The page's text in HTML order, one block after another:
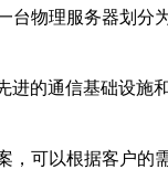
台物理服务器划
进的通信基础设
，可以根据客户